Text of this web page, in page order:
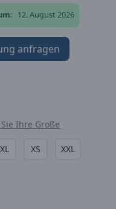
12. August 2026
anfragen
Ihre Größe
XL XS XXL